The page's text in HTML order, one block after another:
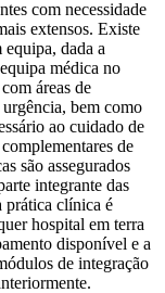
com necessidade
extensos. Existe
dada a
médica no
áreas de
bem como
ao cuidado de
de
são assegurados
integrante das
prática clínica é
hospital em terra
disponível e a
de integração